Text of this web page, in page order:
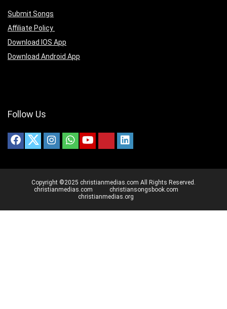
Submit Songs
Affiliate Policy
Download IOS App
Download Android App
Follow Us
Copyright ©2025 christianmedias.com All Rights Reserved.
christianmedias.com
christiansongsbook.com
christianmedias.org